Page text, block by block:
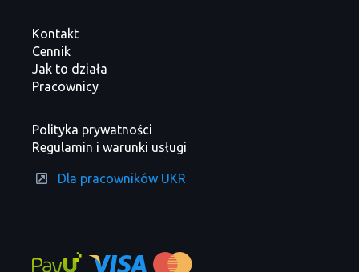
Kontakt
Cennik
Jak to działa
Pracownicy
Polityka prywatności
Regulamin i warunki usługi
Dla pracowników UKR